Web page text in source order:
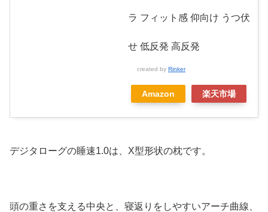
ラ フィット感 仰向け うつ伏
せ 低反発 高反発
created by Rinker
Amazon 楽天市場
デジタローグの睡速1.0は、X型形状の枕です。
頭の重さを支える中央と、寝返りをしやすいアーチ曲線、